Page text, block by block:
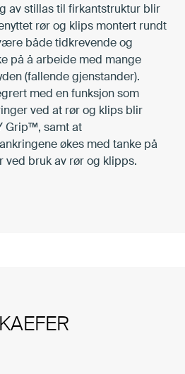
av stillas til firkantstruktur blir
rør og klips montert rundt
både tidkrevende og
på å arbeide med mange
(fallende gjenstander).
med en funksjon som
ved at rør og klips blir
Grip™, samt at
økes med tanke på
ved bruk av rør og klipps.